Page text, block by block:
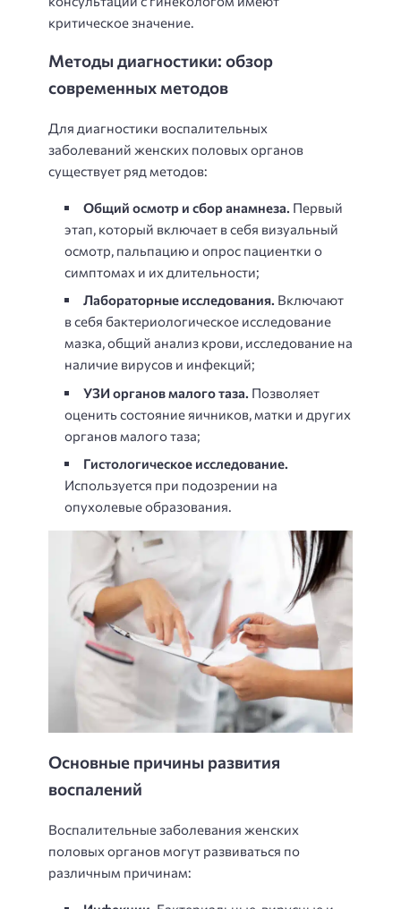
критическое значение.
Методы диагностики: обзор
современных методов
Для диагностики воспалительных
заболеваний женских половых органов
существует ряд методов:
Общий осмотр и сбор анамнеза. Первый
этап, который включает в себя визуальный
осмотр, пальпацию и опрос пациентки о
симптомах и их длительности;
Лабораторные исследования. Включают
в себя бактериологическое исследование
мазка, общий анализ крови, исследование на
наличие вирусов и инфекций;
УЗИ органов малого таза. Позволяет
оценить состояние яичников, матки и других
органов малого таза;
Гистологическое исследование.
Используется при подозрении на
опухолевые образования.
Основные причины развития
воспалений
Воспалительные заболевания женских
половых органов могут развиваться по
различным причинам: